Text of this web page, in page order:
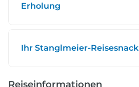
Erholung
Ihr Stanglmeier-Reisesnack
Reiseinformationen